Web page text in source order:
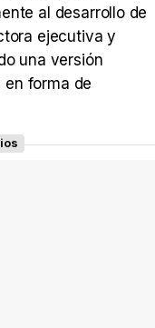
al desarrollo de
ejecutiva y
una versión
en forma de